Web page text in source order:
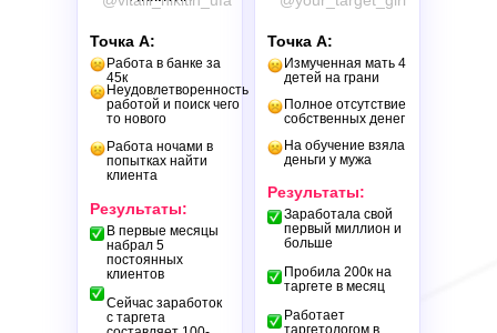
Точка А:
Точка А:
Результаты:
Результаты:
Измученная мать 4
детей на грани
Работа в банке за
45к
Заработала свой
первый миллион и
больше
Пробила 200к на
таргете в месяц
Работает
таргетологом в
В первые месяцы
набрал 5
постоянных
клиентов
Сейчас заработок
с таргета
Полное отсутствие
собственных денег
Неудовлетворенность
работой и поиск чего
то нового
На обучение взяла
деньги у мужа
Работа ночами в
попытках найти
клиента